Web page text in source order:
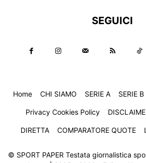
SEGUICI
Home CHI SIAMO SERIE A SERIE B
Privacy Cookies Policy
DIRETTA COMPARATORE QUOTE
© SPORT PAPER Testata giornalistica